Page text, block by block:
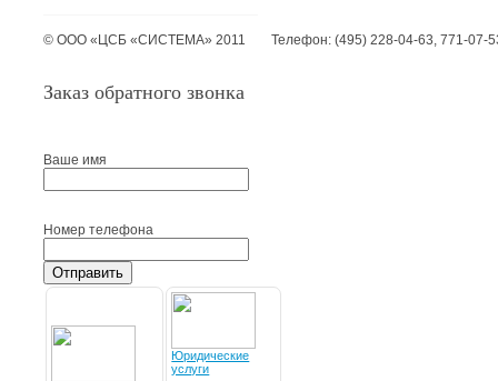
© ООО «ЦСБ «СИСТЕМА» 2011 Телефон: (495) 228-04-63, 771-07-
Заказ обратного звонка
Ваше имя
Номер телефона
Отправить
Юридические
услуги